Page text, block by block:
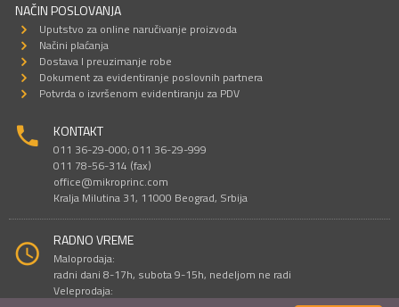
NAČIN POSLOVANJA
Uputstvo za online naručivanje proizvoda
Načini plaćanja
Dostava I preuzimanje robe
Dokument za evidentiranje poslovnih partnera
Potvrda o izvršenom evidentiranju za PDV
KONTAKT
011 36-29-000; 011 36-29-999
011 78-56-314 (fax)
office@mikroprinc.com
Kralja Milutina 31, 11000 Beograd, Srbija
RADNO VREME
Maloprodaja:
radni dani 8-17h, subota 9-15h, nedeljom ne radi
Veleprodaja: